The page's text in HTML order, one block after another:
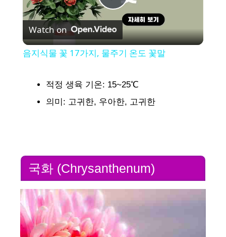
P
l
y
i
d
e
Watch on
음지식물 꽃 17가지, 물주기 온도 꽃말
적정 생육 기온: 15~25℃
의미: 고귀한, 우아한, 고귀한
국화 (Chrysanthenum)